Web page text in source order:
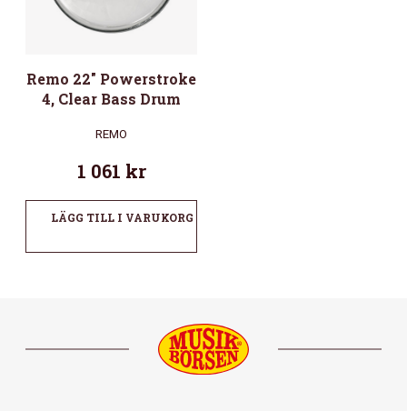
Remo 22″ Powerstroke
4, Clear Bass Drum
REMO
1 061 kr
LÄGG TILL I VARUKORG